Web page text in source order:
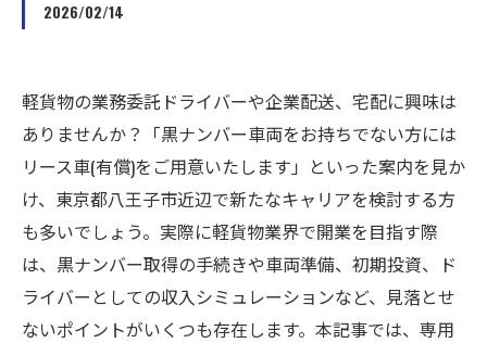
2026/02/14
軽貨物の業務委託ドライバーや企業配送、宅配に興味は
ありませんか？「黒ナンバー車両をお持ちでない方には
リース車(有償)をご用意いたします」といった案内を見か
け、東京都八王子市近辺で新たなキャリアを検討する方
も多いでしょう。実際に軽貨物業界で開業を目指す際
は、黒ナンバー取得の手続きや車両準備、初期投資、ド
ライバーとしての収入シミュレーションなど、見落とせ
ないポイントがいくつも存在します。本記事では、専用